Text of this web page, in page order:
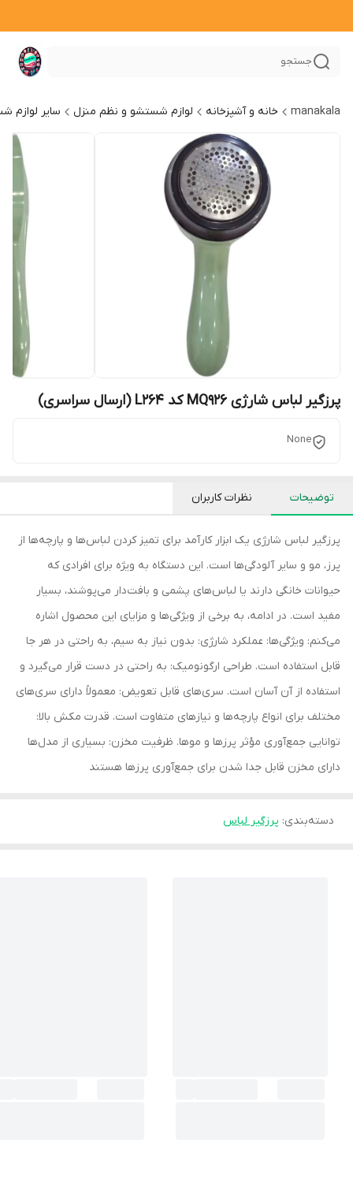
جستجو
manakala خانه و آشپزخانه لوازم شستشو و نظم منزل سایر لوازم
پرزگیر لباس شارژی MQ926 کد L264 (ارسال سراسری)
None
توضیحات نظرات کاربران
پرزگیر لباس شارژی یک ابزار کارآمد برای تمیز کردن لباس‌ها و پارچه‌ها از
پرز، مو و سایر آلودگی‌ها است. این دستگاه به ویژه برای افرادی که
حیوانات خانگی دارند یا لباس‌های پشمی و بافت‌دار می‌پوشند، بسیار
مفید است. در ادامه، به برخی از ویژگی‌ها و مزایای این محصول اشاره
می‌کنم: ویژگی‌ها: عملکرد شارژی: بدون نیاز به سیم، به راحتی در هر جا
قابل استفاده است. طراحی ارگونومیک: به راحتی در دست قرار می‌گیرد و
استفاده از آن آسان است. سری‌های قابل تعویض: معمولاً دارای سری‌های
مختلف برای انواع پارچه‌ها و نیازهای متفاوت است. قدرت مکش بالا:
توانایی جمع‌آوری مؤثر پرزها و موها. ظرفیت مخزن: بسیاری از مدل‌ها
دارای مخزن قابل جدا شدن برای جمع‌آوری پرزها هستند
دسته‌بندی: پرزگیر لباس